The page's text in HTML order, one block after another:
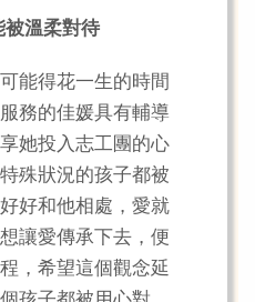
被溫柔對待
能得花一生的時間
務的佳媛具有輔導
她投入志工團的心
殊狀況的孩子都被
好和他相處，愛就
讓愛傳承下去，便
，希望這個觀念延